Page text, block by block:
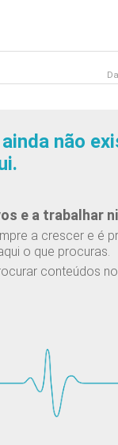
o
principal
não
e a trabalhar
a crescer e é
o que procuras.
conteúdos